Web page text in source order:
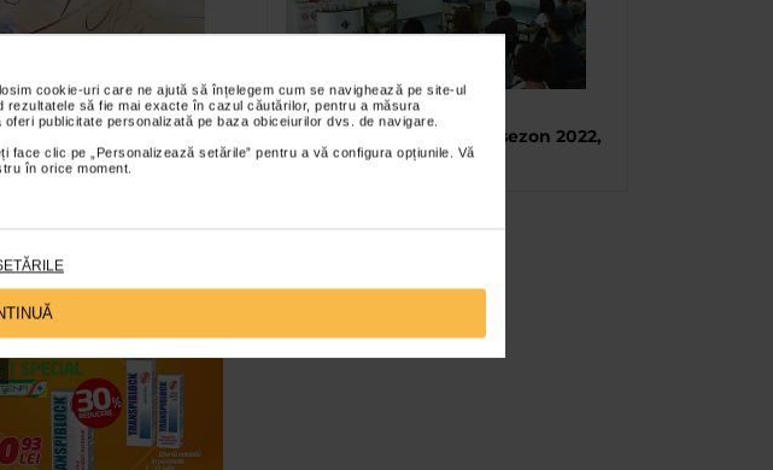
cookie-uri care ne ajută să înțelegem cum se navighează pe site-ul
să fie mai exacte în cazul căutărilor, pentru a măsura
publicitate personalizată pe baza obiceiurilor dvs. de navigare.
clic pe „Personalizează setările” pentru a vă configura opțiunile. Vă
în orice moment.
explica ce
produsul.
TABARA DE VARA CATENA
Tabara de vara, final de sezon 2022,
Eforie Sud